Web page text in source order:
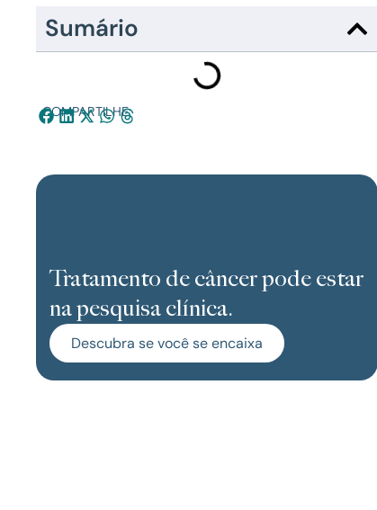
Sumário
COMPARTILHE:
Tratamento de câncer pode estar
na pesquisa clínica.
Descubra se você se encaixa